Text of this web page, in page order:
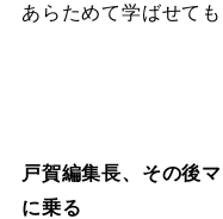
あらためて学ばせて
戸賀編集長、その後
に乗る